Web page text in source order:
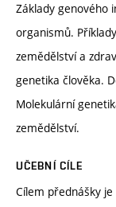
Základy genového
organismů.
zemědělství a
genetika člověka.
Molekulární
zemědělství.
UČEBNÍ CÍLE
Cílem přednášky